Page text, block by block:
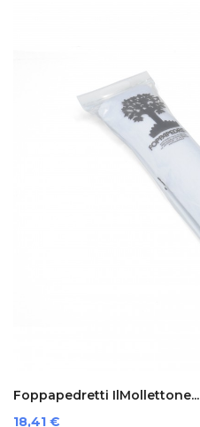
Foppapedretti IlMollettone...
Preis
18,41 €